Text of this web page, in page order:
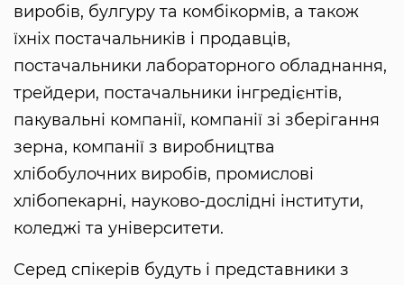
виробів, булгуру та комбікормів, а також
їхніх постачальників і продавців,
постачальники лабораторного обладнання,
трейдери, постачальники інгредієнтів,
пакувальні компанії, компанії зі зберігання
зерна, компанії з виробництва
хлібобулочних виробів, промислові
хлібопекарні, науково-дослідні інститути,
коледжі та університети.
Серед спікерів будуть і представники з